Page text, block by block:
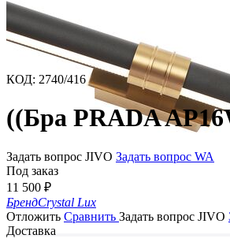
КОД: 2740/416
((Бра PRADA
Задать вопрос JIVO Задать вопрос WA
Под заказ
11 500 ₽
БрендCrystal Lux
Отложить Сравнить Задать вопрос JIVO
Доставка